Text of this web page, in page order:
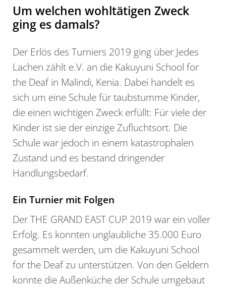
Um welchen wohltätigen Zweck
ging es damals?
Der Erlös des Turniers 2019 ging über Jedes
Lachen zählt e.V. an die Kakuyuni School for
the Deaf in Malindi, Kenia. Dabei handelt es
sich um eine Schule für taubstumme Kinder,
die einen wichtigen Zweck erfüllt: Für viele der
Kinder ist sie der einzige Zufluchtsort. Die
Schule war jedoch in einem katastrophalen
Zustand und es bestand dringender
Handlungsbedarf.
Ein Turnier mit Folgen
Der THE GRAND EAST CUP 2019 war ein voller
Erfolg. Es konnten unglaubliche 35.000 Euro
gesammelt werden, um die Kakuyuni School
for the Deaf zu unterstützen. Von den Geldern
konnte die Außenküche der Schule umgebaut